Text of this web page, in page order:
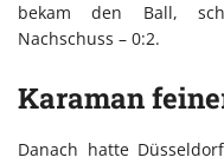
bekam den Ball,
Nachschuss – 0:2.
Karaman
Danach hatte